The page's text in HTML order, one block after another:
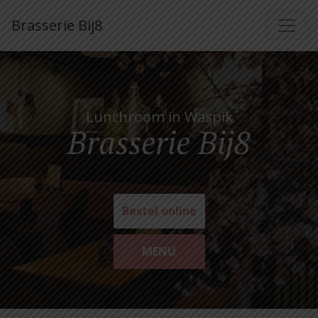
Brasserie Bij8
Lunchroom in Waspik
Brasserie Bij8
Bestel online
MENU